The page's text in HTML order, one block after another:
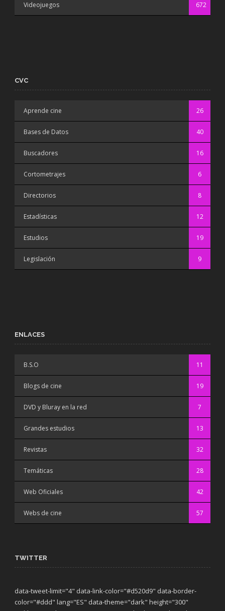
Videojuegos 672
CVC
Aprende cine 26
Bases de Datos 40
Buscadores 16
Cortometrajes 6
Directorios 8
Estadísticas 12
Estudios 19
Legislación 9
ENLACES
B.S.O 11
Blogs de cine 19
DVD y Bluray en la red 7
Grandes estudios 13
Revistas 32
Temáticas 28
Web Oficiales 42
Webs de cine 57
TWITTER
data-tweet-limit="4" data-link-color="#d520d9" data-border-
color="#ddd" lang="ES" data-theme="dark" height="300"